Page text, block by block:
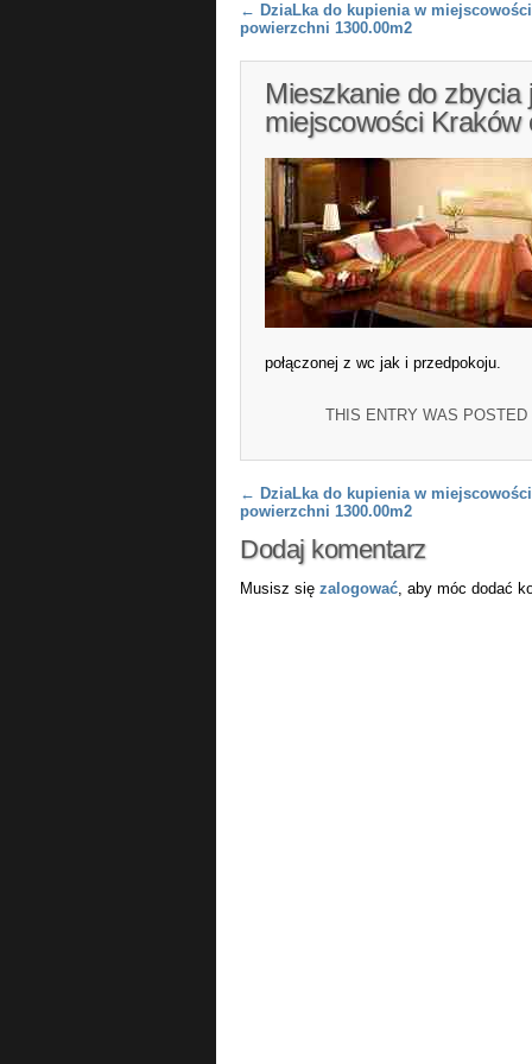
Post navigation
← DziaLka do kupienia w
powierzchni 1300.00m2
Mieszkanie do
miejscowości
połączonej z wc jak i przedpokoju.
THIS ENTRY WAS POSTED
Post navigation
← DziaLka do kupienia w
powierzchni 1300.00m2
Dodaj komentarz
Musisz się zalogować, aby móc dodać